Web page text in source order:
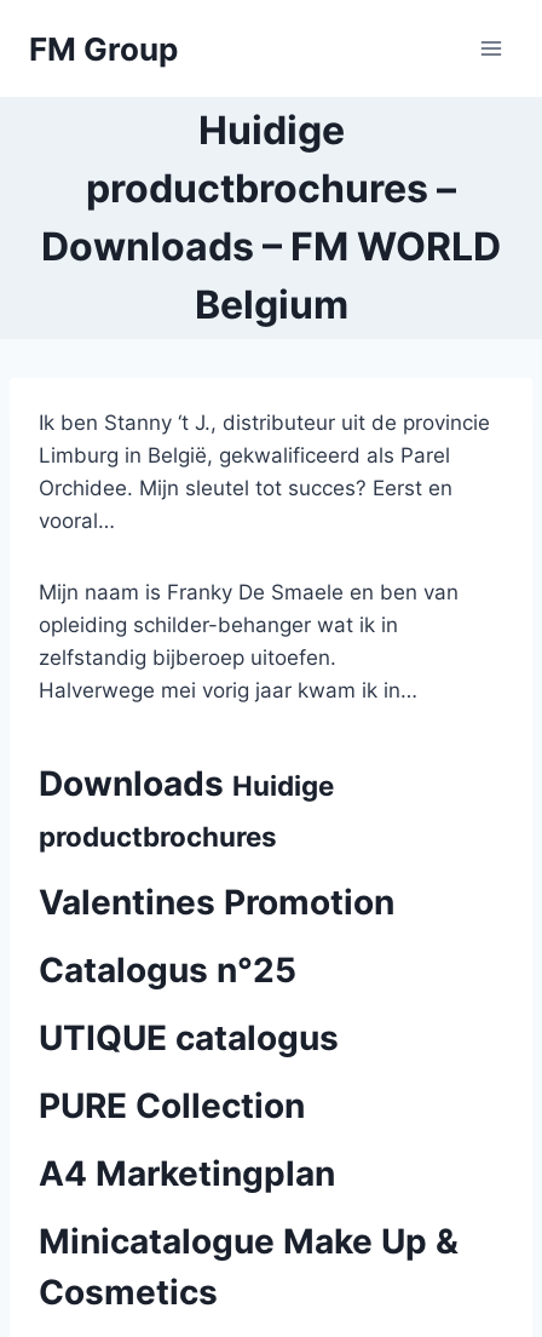
FM Group
Huidige
productbrochures –
Downloads – FM WORLD
Belgium
Ik ben Stanny ‘t J., distributeur uit de provincie
Limburg in België, gekwalificeerd als Parel
Orchidee. Mijn sleutel tot succes? Eerst en
vooral…
Mijn naam is Franky De Smaele en ben van
opleiding schilder-behanger wat ik in
zelfstandig bijberoep uitoefen.
Halverwege mei vorig jaar kwam ik in…
Downloads Huidige
productbrochures
Valentines Promotion
Catalogus n°25
UTIQUE catalogus
PURE Collection
A4 Marketingplan
Minicatalogue Make Up &
Cosmetics